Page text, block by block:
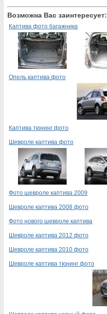
Возможна Вас заинтересует:
Каптива фото багажника
Опель каптива фото
Каптива тюнинг фото
Шевроле каптива фото
Фото шевроле каптива 2009
Шевроле каптива 2008 фото
Фото нового шевроле каптива
Шевроле каптива 2012 фото
Шевроле каптива 2010 фото
Шевроле каптива тюнинг фото